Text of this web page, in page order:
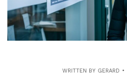
WRITTEN BY GERARD